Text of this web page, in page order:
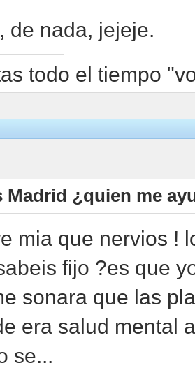
de nada, jejeje.
todo el tiempo
Madrid ¿quien me
mia que nervios !
fijo ?es que
sonara que las
era salud mental
se...